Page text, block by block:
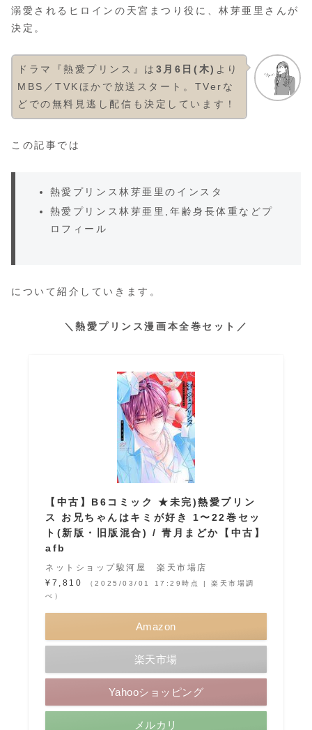
溺愛されるヒロインの天宮まつり役に、林芽亜里さんが
決定。
ドラマ『熱愛プリンス』は 3月6日(木) より
MBS／TVKほかで放送スタート。TVerな
どでの無料見逃し配信も決定しています！
この記事では
熱愛プリンス林芽亜里のインスタ
熱愛プリンス林芽亜里,年齢身長体重などプ
ロフィール
について紹介していきます。
＼熱愛プリンス漫画本全巻セット／
【中古】B6コミック ★未完)熱愛プリン
ス お兄ちゃんはキミが好き 1〜22巻セッ
ト(新版・旧版混合) / 青月まどか【中古】
afb
ネットショップ駿河屋 楽天市場店
¥7,810
（2025/03/01 17:29時点 | 楽天市場調
べ）
Amazon
楽天市場
Yahooショッピング
メルカリ